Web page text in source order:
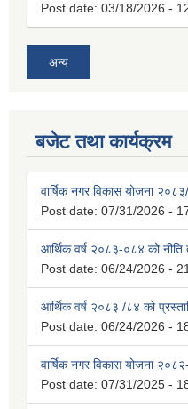
Post date: 03/18/2026 -
अन्य
बजेट तथा कार्यक्रम
वार्षिक नगर विकास योजना
Post date: 07/31/2026 -
आर्थिक वर्ष २०८३-०८४ को नीति
Post date: 06/24/2026 -
आर्थिक वर्ष २०८३ /८४ को
Post date: 06/24/2026 -
वार्षिक नगर विकास योजना
Post date: 07/31/2025 -